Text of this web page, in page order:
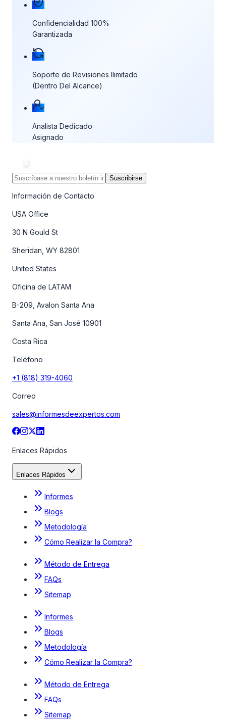
Nuestras garantías de compra
Confidencialidad 100%
Garantizada
Soporte de Revisiones Ilimitado
(Dentro Del Alcance)
Analista Dedicado
Asignado
Suscribirse
Información de Contacto
USA Office
30 N Gould St
Sheridan, WY 82801
United States
Oficina de LATAM
B-209, Avalon Santa Ana
Santa Ana, San José 10901
Costa Rica
Teléfono
+1 (818) 319-4060
Correo
sales@informesdeexpertos.com
Enlaces Rápidos
Enlaces Rápidos
Informes
Blogs
Metodología
Cómo Realizar la Compra?
Método de Entrega
FAQs
Sitemap
Informes
Blogs
Metodología
Cómo Realizar la Compra?
Método de Entrega
FAQs
Sitemap